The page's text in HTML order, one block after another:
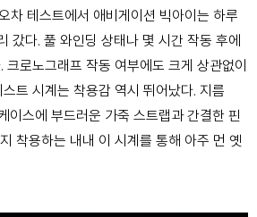
차 테스트에서 애비게이션 빅아이는 하루
갔다. 풀 와인딩 상태나 몇 시간 작동 후에
크로노그래프 작동 여부에도 크게 상관없이
트 시계는 착용감 역시 뛰어났다. 지름
이스에 부드러운 가죽 스트랩과 간결한 핀
착용하는 내내 이 시계를 통해 아주 먼 옛